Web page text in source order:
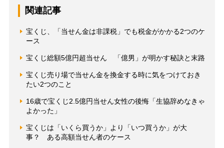
関連記事
宝くじ、「当せん金は非課税」でも税金がかかる2つのケ
ース
宝くじ総額5億円超当せん 「億男」が明かす秘訣と末路
宝くじ売り場で当せん金を換金する時に気をつけておき
たい2つのこと
16歳で宝くじ2.5億円当せん女性の後悔「生協辞めなきゃ
よかった」
宝くじは「いくら買うか」より「いつ買うか」が大
事？ ある高額当せん者のケース